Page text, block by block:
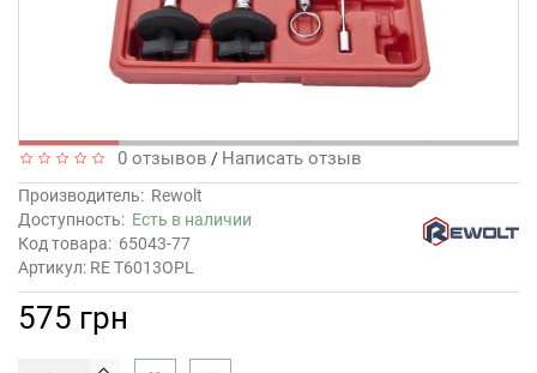
0 отзывов / Написать отзыв
Производитель: Rewolt
Доступность: Есть в наличии
Код товара: 65043-77
Артикул: RE T6013OPL
575 грн